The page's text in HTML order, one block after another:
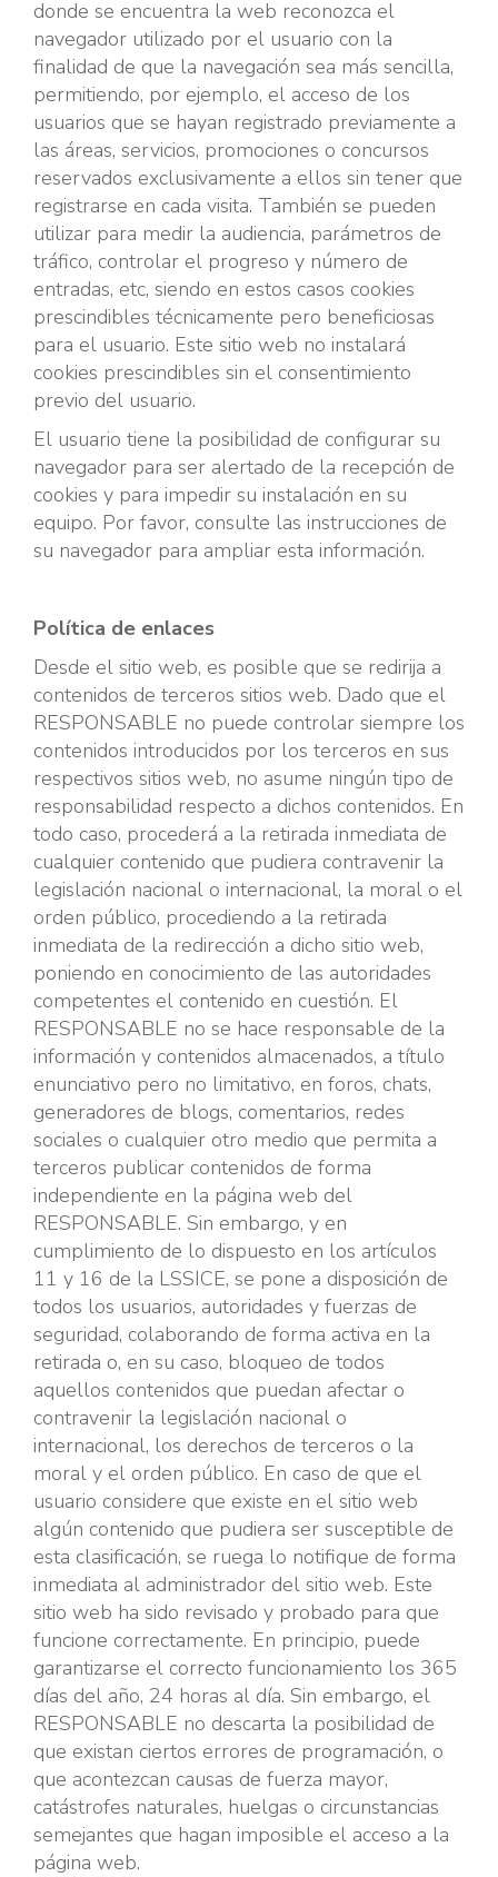
donde se encuentra la web reconozca el
navegador utilizado por el usuario con la
finalidad de que la navegación sea más sencilla,
permitiendo, por ejemplo, el acceso de los
usuarios que se hayan registrado previamente a
las áreas, servicios, promociones o concursos
reservados exclusivamente a ellos sin tener que
registrarse en cada visita. También se pueden
utilizar para medir la audiencia, parámetros de
tráfico, controlar el progreso y número de
entradas, etc, siendo en estos casos cookies
prescindibles técnicamente pero beneficiosas
para el usuario. Este sitio web no instalará
cookies prescindibles sin el consentimiento
previo del usuario.
El usuario tiene la posibilidad de configurar su
navegador para ser alertado de la recepción de
cookies y para impedir su instalación en su
equipo. Por favor, consulte las instrucciones de
su navegador para ampliar esta información.
Política de enlaces
Desde el sitio web, es posible que se redirija a
contenidos de terceros sitios web. Dado que el
RESPONSABLE no puede controlar siempre los
contenidos introducidos por los terceros en sus
respectivos sitios web, no asume ningún tipo de
responsabilidad respecto a dichos contenidos. En
todo caso, procederá a la retirada inmediata de
cualquier contenido que pudiera contravenir la
legislación nacional o internacional, la moral o el
orden público, procediendo a la retirada
inmediata de la redirección a dicho sitio web,
poniendo en conocimiento de las autoridades
competentes el contenido en cuestión. El
RESPONSABLE no se hace responsable de la
información y contenidos almacenados, a título
enunciativo pero no limitativo, en foros, chats,
generadores de blogs, comentarios, redes
sociales o cualquier otro medio que permita a
terceros publicar contenidos de forma
independiente en la página web del
RESPONSABLE. Sin embargo, y en
cumplimiento de lo dispuesto en los artículos
11 y 16 de la LSSICE, se pone a disposición de
todos los usuarios, autoridades y fuerzas de
seguridad, colaborando de forma activa en la
retirada o, en su caso, bloqueo de todos
aquellos contenidos que puedan afectar o
contravenir la legislación nacional o
internacional, los derechos de terceros o la
moral y el orden público. En caso de que el
usuario considere que existe en el sitio web
algún contenido que pudiera ser susceptible de
esta clasificación, se ruega lo notifique de forma
inmediata al administrador del sitio web. Este
sitio web ha sido revisado y probado para que
funcione correctamente. En principio, puede
garantizarse el correcto funcionamiento los 365
días del año, 24 horas al día. Sin embargo, el
RESPONSABLE no descarta la posibilidad de
que existan ciertos errores de programación, o
que acontezcan causas de fuerza mayor,
catástrofes naturales, huelgas o circunstancias
semejantes que hagan imposible el acceso a la
página web.